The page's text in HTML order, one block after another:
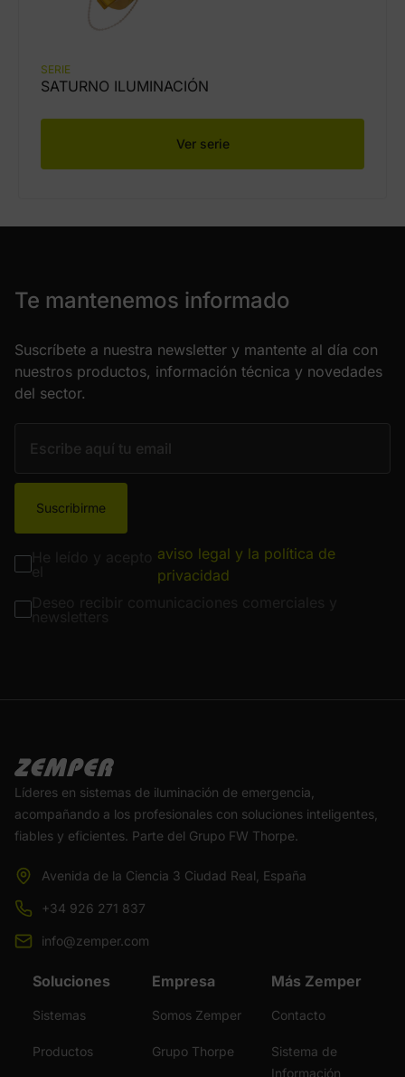
SERIE
SATURNO ILUMINACIÓN
Ver serie
Te mantenemos informado
Suscríbete a nuestra newsletter y mantente al día con
nuestros productos, información técnica y novedades
del sector.
Suscribirme
aviso legal y la política de
privacidad
Líderes en sistemas de iluminación de emergencia,
acompañando a los profesionales con soluciones inteligentes,
fiables y eficientes. Parte del Grupo FW Thorpe.
Avenida de la Ciencia 3 Ciudad Real, España
+34 926 271 837
info@zemper.com
Soluciones
Sistemas
Productos
Empresa
Somos Zemper
Grupo Thorpe
Más Zemper
Contacto
Sistema de
Información